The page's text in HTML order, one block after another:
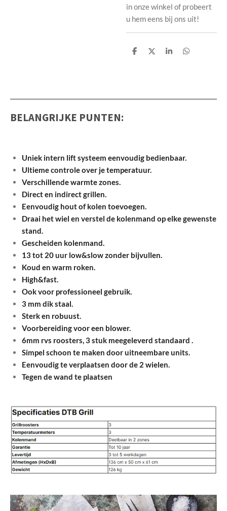
in onze winkel of probeert
u hem eens bij ons uit!
D
D
S
D
BELANGRIJKE PUNTEN:
Uniek intern lift systeem eenvoudig bedienbaar.
Ultieme controle over je temperatuur.
Verschillende warmte zones.
Direct en indirect grillen.
Eenvoudig hout of kolen toevoegen.
Draai het wiel en verstel de kolenmand op elke gewenste
stand.
Gescheiden kolenmand.
13 tot 20 uur low&slow zonder bijvullen.
Koud en warm roken.
High&fast.
Ook voor professioneel gebruik.
3 mm dik staal.
Sterk en robuust.
Voorbereiding voor een blower.
6mm rvs roosters, 3 stuk meegeleverd standaard .
Simpel schoon te maken door uitneembare units.
Eenvoudig te verplaatsen door de 2 wielen.
Tegen de wand te plaatsen